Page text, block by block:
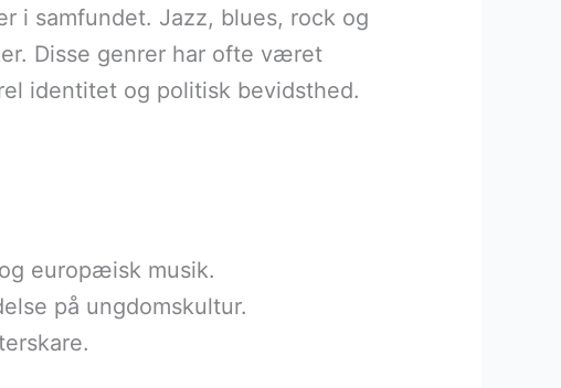
i samfundet. Jazz, blues, rock og
Disse genrer har ofte været
identitet og politisk bevidsthed.
europæisk musik.
på ungdomskultur.